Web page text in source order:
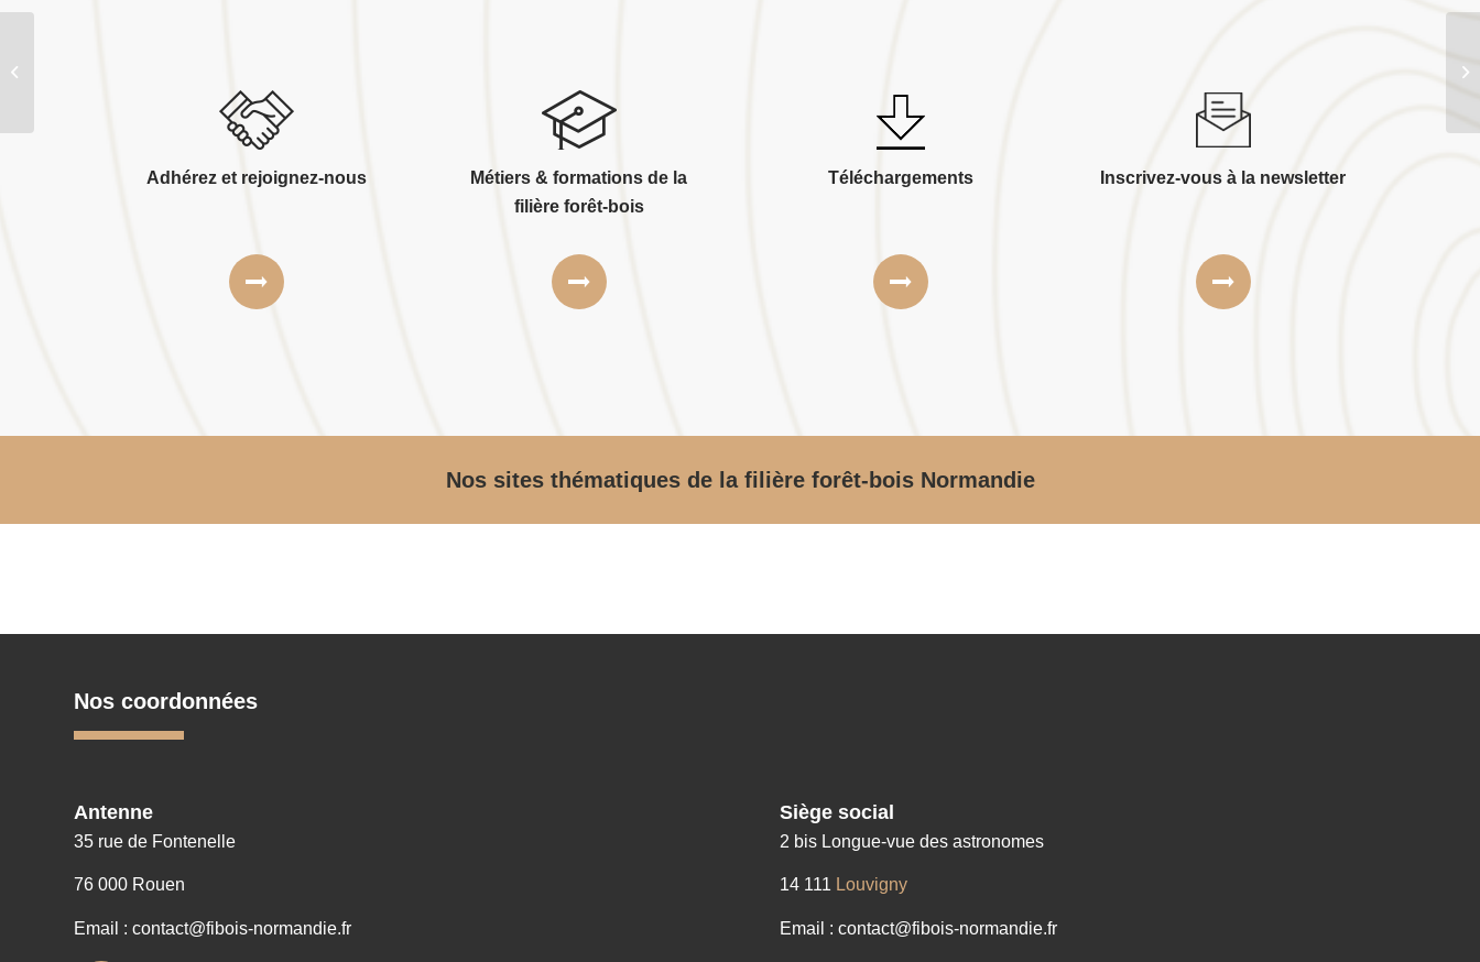
Adhérez et rejoignez-nous
Métiers & formations de la
filière forêt-bois
Téléchargements Inscrivez-vous à la newsletter
Nos sites thématiques de la filière forêt-bois Normandie
Nos coordonnées
Antenne
35 rue de Fontenelle
76 000 Rouen
Email : contact@fibois-normandie.fr
Siège social
2 bis Longue-vue des astronomes
14 111 Louvigny
Email : contact@fibois-normandie.fr